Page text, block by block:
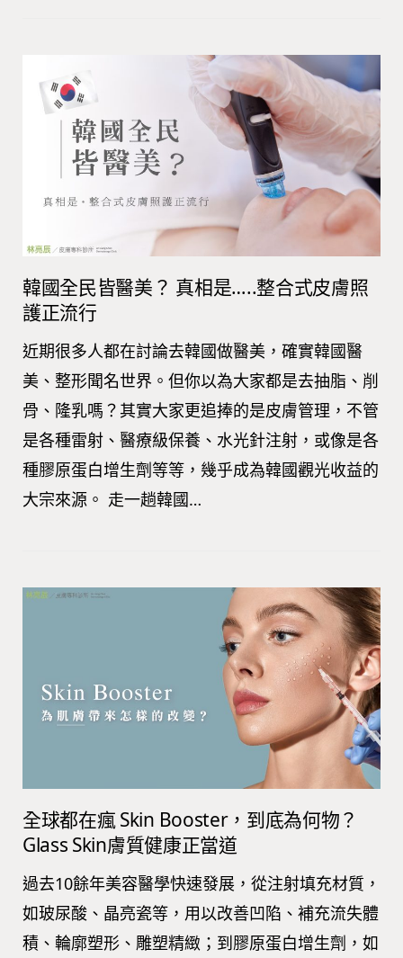
韓國全民皆醫美？ 真相是…..整合式皮膚照
護正流行
近期很多人都在討論去韓國做醫美，確實韓國醫
美、整形聞名世界。但你以為大家都是去抽脂、削
骨、隆乳嗎？其實大家更追捧的是皮膚管理，不管
是各種雷射、醫療級保養、水光針注射，或像是各
種膠原蛋白增生劑等等，幾乎成為韓國觀光收益的
大宗來源。 走一趟韓國…
全球都在瘋 Skin Booster，到底為何物？
Glass Skin膚質健康正當道
過去10餘年美容醫學快速發展，從注射填充材質，
如玻尿酸、晶亮瓷等，用以改善凹陷、補充流失體
積、輪廓塑形、雕塑精緻；到膠原蛋白增生劑，如